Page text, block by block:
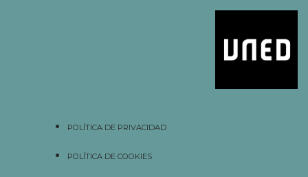
POLÍTICA DE PRIVACIDAD
POLÍTICA DE COOKIES